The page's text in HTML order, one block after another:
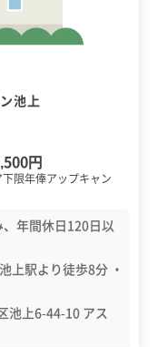
池上
円
下限年俸アップキャン
年間休日120日以
上駅より徒歩8分 ・
池上6-44-10 アス